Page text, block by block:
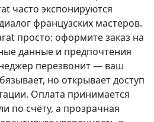
часто экспонируются
французских мастеров.
просто: оформите заказ на
данные и предпочтения
перезвонит — ваш
но открывает доступ
Оплата принимается
по счёту, а прозрачная